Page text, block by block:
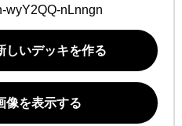
wyY2QQ-nLnngn
しいデッキを作る
像を表示する